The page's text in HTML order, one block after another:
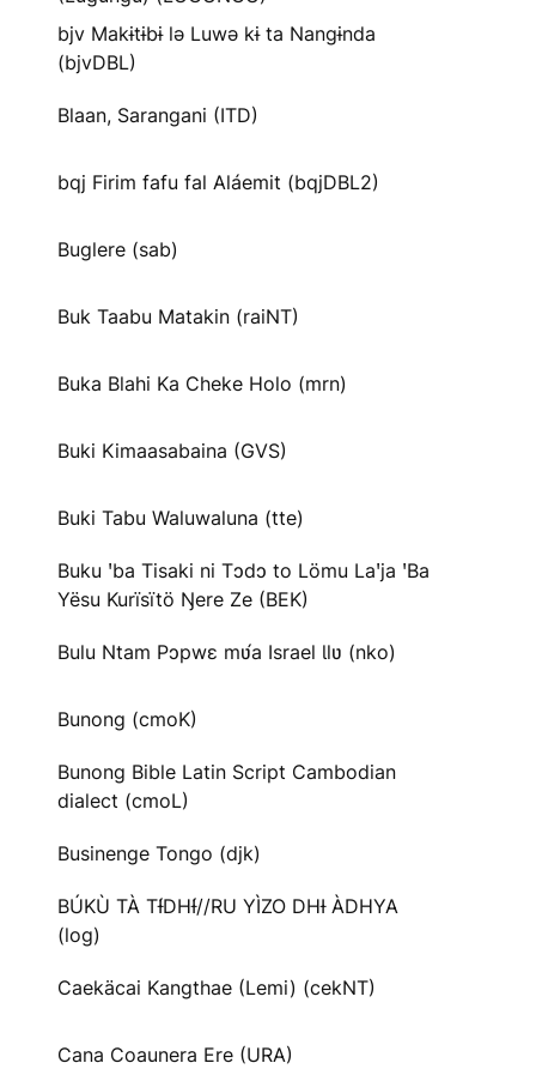
bjv Makɨtɨbɨ lə Luwə kɨ ta Nangɨnda
(bjvDBL)
Blaan, Sarangani (ITD)
bqj Firim fafu fal Aláemit (bqjDBL2)
Buglere (sab)
Buk Taabu Matakin (raiNT)
Buka Blahi Ka Cheke Holo (mrn)
Buki Kimaasabaina (GVS)
Buki Tabu Waluwaluna (tte)
Buku ꞌba Tisaki ni Tɔdɔ to Lömu Laꞌja ꞌBa
Yësu Kurïsïtö Ŋere Ze (BEK)
Bulu Ntam Pɔpwɛ mʋ́a Israel Ɩlʋ (nko)
Bunong (cmoK)
Bunong Bible Latin Script Cambodian
dialect (cmoL)
Businenge Tongo (djk)
BÚKÙ TÀ TƗ́DHƗ́//RU YÌZO DHƗ ÀDHYA
(log)
Caekäcai Kangthae (Lemi) (cekNT)
Cana Coaunera Ere (URA)